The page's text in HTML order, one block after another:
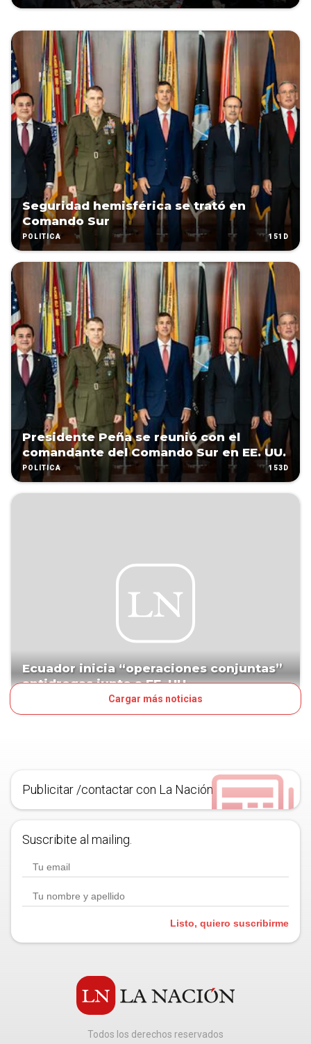
Seguridad hemisférica se trató en
Comando Sur
POLÍTICA 151D
Presidente Peña se reunió con el
comandante del Comando Sur en EE. UU.
POLÍTICA 153D
Ecuador inicia “operaciones conjuntas”
antidrogas junto a EE. UU.
Cargar más noticias
Publicitar /contactar con La Nación
Suscribite al mailing.
Listo, quiero suscribirme
Todos los derechos reservados